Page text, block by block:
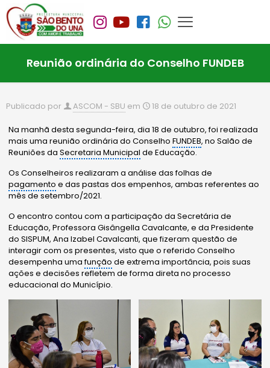
Reunião ordinária do Conselho FUNDEB
Publicado por ASCOM - SBU em 18 de outubro de 2021
Na manhã desta segunda-feira, dia 18 de outubro, foi realizada
mais uma reunião ordinária do ConselhoFUNDEB, no Salão de
Reuniões daSecretaria Municipal de Educação.
Os Conselheiros realizaram a análise das folhas de
pagamento e das pastas dos empenhos, ambas referentes ao
mês de setembro/2021.
O encontro contou com a participação da Secretária de
Educação, Professora Gisângella Cavalcante, e da Presidente
do SISPUM, Ana Izabel Cavalcanti, que fizeram questão de
interagir com os presentes, visto que o referido Conselho
desempenha umafunção de extrema importância, pois suas
ações e decisões refletem de forma direta no processo
educacional do Município.